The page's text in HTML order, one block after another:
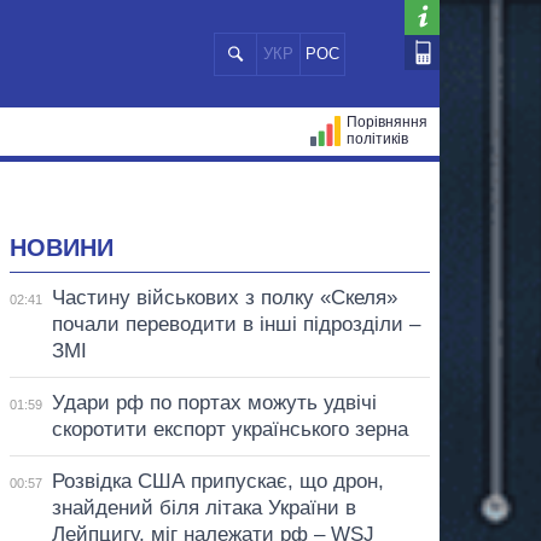
УКР РОС
Порівняння
політиків
НОВИНИ
02:41
Частину військових з полку «Скеля»
почали переводити в інші підрозділи –
ЗМІ
01:59
Удари рф по портах можуть удвічі
скоротити експорт українського зерна
00:57
Розвідка США припускає, що дрон,
знайдений біля літака України в
Лейпцигу, міг належати рф – WSJ